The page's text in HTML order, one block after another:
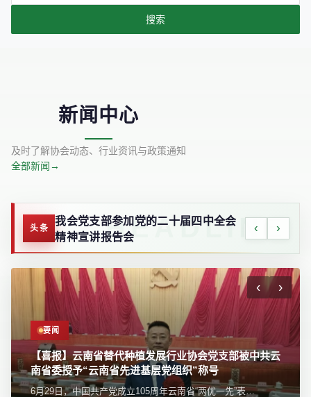
搜索
新闻中心
及时了解协会动态、行业资讯与政策通知
全部新闻 →
头条
携手共进 初心如磐-云南省替代种植发
展行业协会第五届会员大会在昆召开
‹ ›
要闻
我会党支部参加党的二十届四中全会精神宣讲报告会
近日，我会党支部参加金碧街道党工委举办的学习贯彻党
‹ ›